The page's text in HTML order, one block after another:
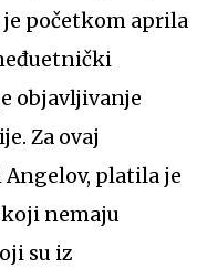
početkom aprila
objavljivanje
Za ovaj
platila je
nemaju
su iz